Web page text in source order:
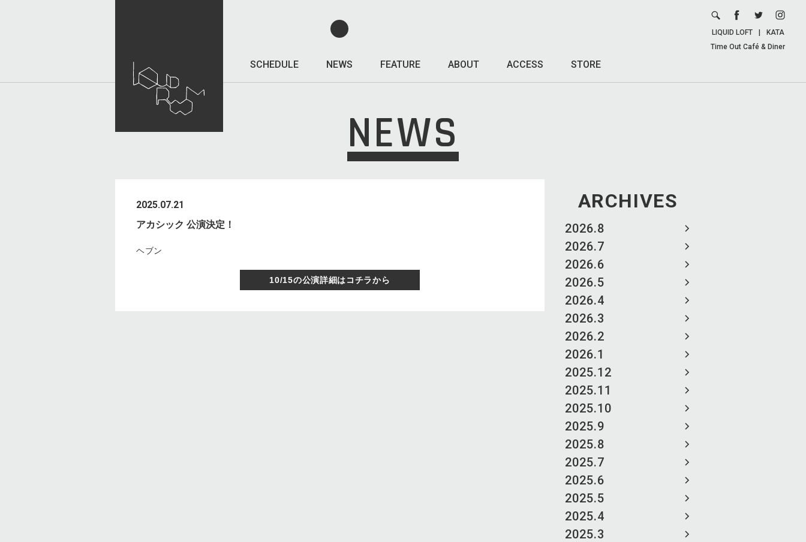
SCHEDULE NEWS FEATURE ABOUT ACCESS STORE
LIQUID LOFT
KATA
Time Out Café & Diner
NEWS
ARCHIVES
2026.8
2026.7
2026.6
2026.5
2026.4
2026.3
2026.2
2026.1
2025.12
2025.11
2025.10
2025.9
2025.8
2025.7
2025.6
2025.5
2025.4
2025.3
2025.07.21
アカシック 公演決定！
ヘブン
10/15の公演詳細はコチラから